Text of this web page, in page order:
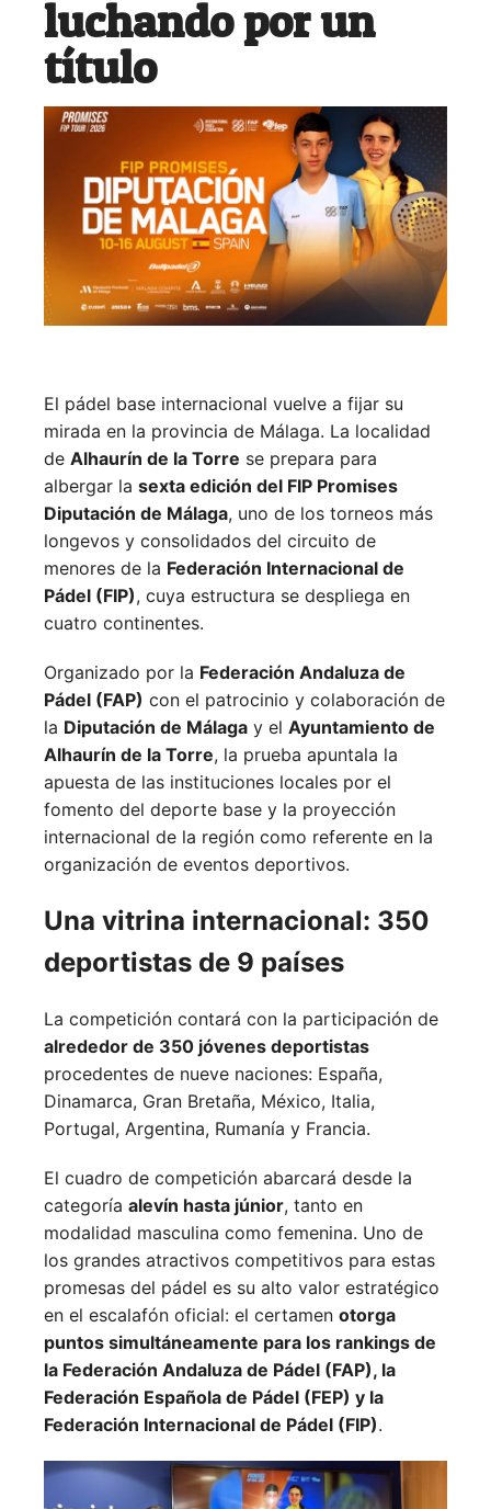
luchando por un
título
El pádel base internacional vuelve a fijar su
mirada en la provincia de Málaga. La localidad
de Alhaurín de la Torre se prepara para
albergar la sexta edición del FIP Promises
Diputación de Málaga, uno de los torneos más
longevos y consolidados del circuito de
menores de la Federación Internacional de
Pádel (FIP), cuya estructura se despliega en
cuatro continentes.
Organizado por la Federación Andaluza de
Pádel (FAP) con el patrocinio y colaboración de
la Diputación de Málaga y el Ayuntamiento de
Alhaurín de la Torre, la prueba apuntala la
apuesta de las instituciones locales por el
fomento del deporte base y la proyección
internacional de la región como referente en la
organización de eventos deportivos.
Una vitrina internacional: 350
deportistas de 9 países
La competición contará con la participación de
alrededor de 350 jóvenes deportistas
procedentes de nueve naciones: España,
Dinamarca, Gran Bretaña, México, Italia,
Portugal, Argentina, Rumanía y Francia.
El cuadro de competición abarcará desde la
categoría alevín hasta júnior, tanto en
modalidad masculina como femenina. Uno de
los grandes atractivos competitivos para estas
promesas del pádel es su alto valor estratégico
en el escalafón oficial: el certamen otorga
puntos simultáneamente para los rankings de
la Federación Andaluza de Pádel (FAP), la
Federación Española de Pádel (FEP) y la
Federación Internacional de Pádel (FIP).